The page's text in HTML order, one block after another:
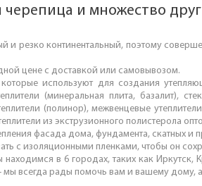
черепица и множество
и резко континентальный, поэтому
цене с доставкой или самовывозом.
используют для создания
(минеральная плита, базалит),
(полинор), межвенцевые
из экструзионного полистерола
фасада дома, фундамента, скатных
с изоляционными пленками, чтобы он
в 6 городах, таких как
мы всегда рады помочь вам и вашему дому,